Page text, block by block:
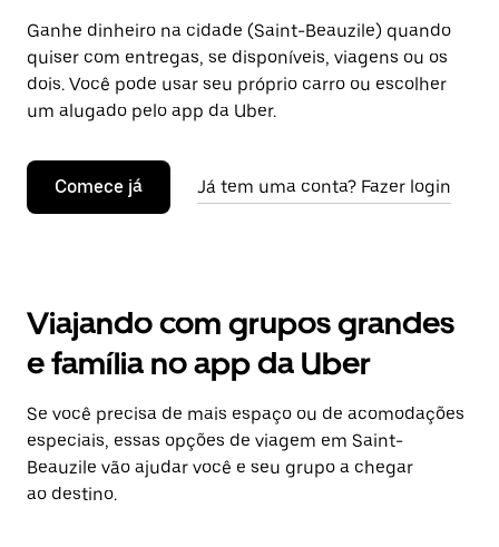
Ganhe dinheiro na cidade (Saint-Beauzile) quando
quiser com entregas, se disponíveis, viagens ou os
dois. Você pode usar seu próprio carro ou escolher
um alugado pelo app da Uber.
Comece já Já tem uma conta? Fazer login
Viajando com grupos grandes
e família no app da Uber
Se você precisa de mais espaço ou de acomodações
especiais, essas opções de viagem em Saint-
Beauzile vão ajudar você e seu grupo a chegar
ao destino.